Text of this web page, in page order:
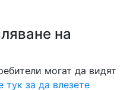
на
могат да видят
тук за да влезете